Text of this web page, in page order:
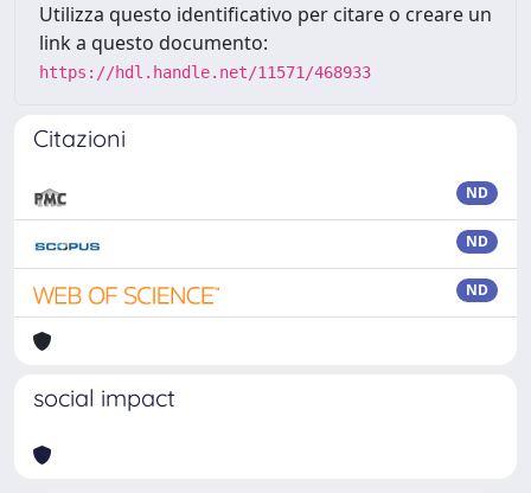
Utilizza questo identificativo per citare o creare un
link a questo documento:
https://hdl.handle.net/11571/468933
Citazioni
ND
ND
ND
social impact